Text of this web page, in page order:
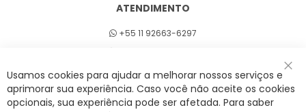
ATENDIMENTO
+55 11 92663-6297
A Savy é uma lifestyle brand. Uma marca que promove fluidez para viver
Usamos cookies para ajudar a melhorar nossos serviços e
aprimorar sua experiência. Caso você não aceite os cookies
opcionais, sua experiência pode ser afetada. Para saber